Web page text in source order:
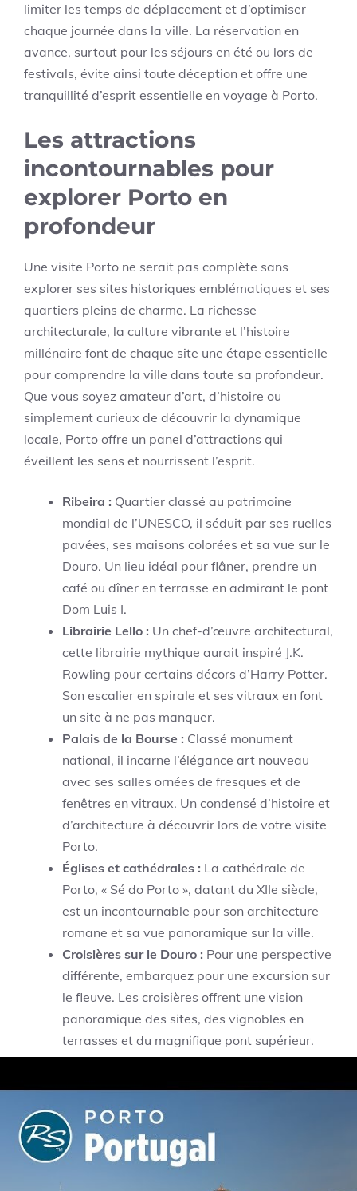
limiter les temps de déplacement et d’optimiser
chaque journée dans la ville. La réservation en
avance, surtout pour les séjours en été ou lors de
festivals, évite ainsi toute déception et offre une
tranquillité d’esprit essentielle en voyage à Porto.
Les attractions
incontournables pour
explorer Porto en
profondeur
Une visite Porto ne serait pas complète sans
explorer ses sites historiques emblématiques et ses
quartiers pleins de charme. La richesse
architecturale, la culture vibrante et l’histoire
millénaire font de chaque site une étape essentielle
pour comprendre la ville dans toute sa profondeur.
Que vous soyez amateur d’art, d’histoire ou
simplement curieux de découvrir la dynamique
locale, Porto offre un panel d’attractions qui
éveillent les sens et nourrissent l’esprit.
Ribeira : Quartier classé au patrimoine
mondial de l’UNESCO, il séduit par ses ruelles
pavées, ses maisons colorées et sa vue sur le
Douro. Un lieu idéal pour flâner, prendre un
café ou dîner en terrasse en admirant le pont
Dom Luis I.
Librairie Lello : Un chef-d’œuvre architectural,
cette librairie mythique aurait inspiré J.K.
Rowling pour certains décors d’Harry Potter.
Son escalier en spirale et ses vitraux en font
un site à ne pas manquer.
Palais de la Bourse : Classé monument
national, il incarne l’élégance art nouveau
avec ses salles ornées de fresques et de
fenêtres en vitraux. Un condensé d’histoire et
d’architecture à découvrir lors de votre visite
Porto.
Églises et cathédrales : La cathédrale de
Porto, « Sé do Porto », datant du XIIe siècle,
est un incontournable pour son architecture
romane et sa vue panoramique sur la ville.
Croisières sur le Douro : Pour une perspective
différente, embarquez pour une excursion sur
le fleuve. Les croisières offrent une vision
panoramique des sites, des vignobles en
terrasses et du magnifique pont supérieur.
Site Type Intérêt
Ribeira
Quartier
historique
ambiance conviviale
Inspiration Harry